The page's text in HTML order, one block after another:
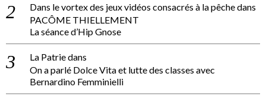
Dans le vortex des jeux vidéos consacrés à la pêchedans
PACÔME THIELLEMENT
La séance d’Hip Gnose
La Patriedans
On a parlé Dolce Vita et lutte des classes avec
Bernardino Femminielli